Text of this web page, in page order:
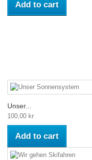
Add to cart
Unser...
100,00 kr
Add to cart